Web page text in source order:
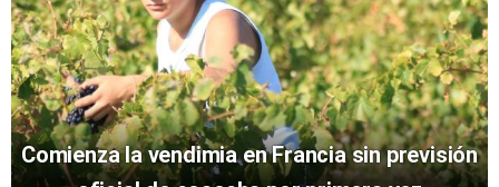
Comienza la vendimia en Francia sin previsión